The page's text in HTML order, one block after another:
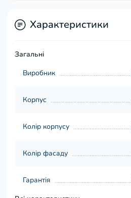
Характеристики
Загальні
Виробник
Корпус
Колір корпусу
Колір фасаду
Гарантія